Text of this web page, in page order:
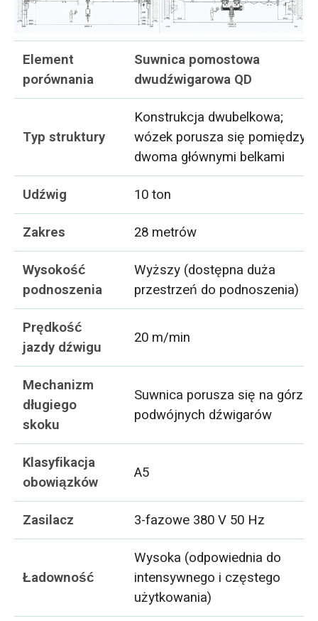
Element
porównania
Suwnica pomostowa
dwudźwigarowa QD
Typ struktury
Konstrukcja dwubelkowa;
wózek porusza się pomiędzy
dwoma głównymi belkami
Udźwig
10 ton
Zakres
28 metrów
Wysokość
podnoszenia
Wyższy (dostępna duża
przestrzeń do podnoszenia)
Prędkość
jazdy dźwigu
20 m/min
Mechanizm
długiego
skoku
Suwnica porusza się na górze
podwójnych dźwigarów
Klasyfikacja
obowiązków
A5
Zasilacz 3-fazowe 380 V 50 Hz
Ładowność
Wysoka (odpowiednia do
intensywnego i częstego
użytkowania)